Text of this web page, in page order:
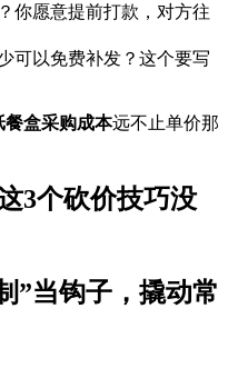
你愿意提前打款，对方往
可以免费补发？这个要写
餐盒采购成本远不止单价那
”当钩子，撬动常